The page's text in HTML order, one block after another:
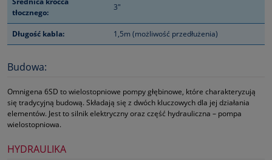
tłocznego:
3"
Długość kabla: 1,5m (możliwość przedłużenia)
Budowa:
Omnigena 6SD to wielostopniowe pompy głębinowe, które charakteryzują
się tradycyjną budową. Składają się z dwóch kluczowych dla jej działania
elementów. Jest to silnik elektryczny oraz część hydrauliczna – pompa
wielostopniowa.
HYDRAULIKA